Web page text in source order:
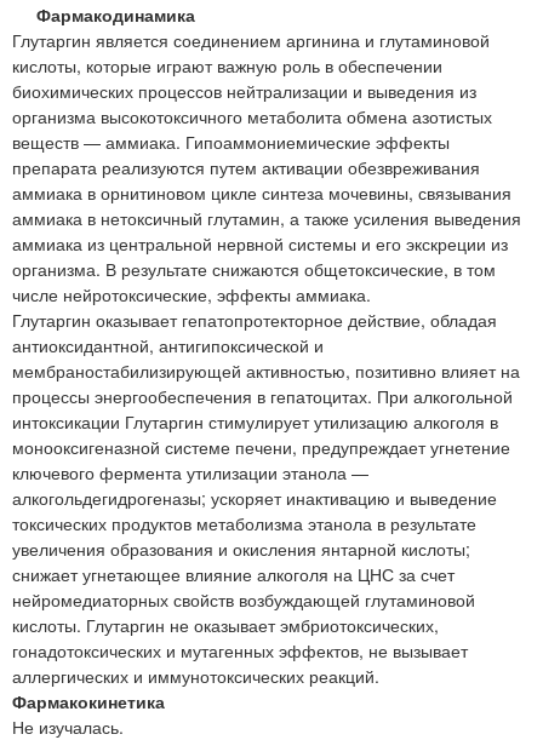
Фармакодинамика
Глутаргин является соединением аргинина и глутаминовой
кислоты, которые играют важную роль в обеспечении
биохимических процессов нейтрализации и выведения из
организма высокотоксичного метаболита обмена азотистых
веществ — аммиака. Гипоаммониемические эффекты
препарата реализуются путем активации обезвреживания
аммиака в орнитиновом цикле синтеза мочевины, связывания
аммиака в нетоксичный глутамин, а также усиления выведения
аммиака из центральной нервной системы и его экскреции из
организма. В результате снижаются общетоксические, в том
числе нейротоксические, эффекты аммиака.
Глутаргин оказывает гепатопротекторное действие, обладая
антиоксидантной, антигипоксической и
мембраностабилизирующей активностью, позитивно влияет на
процессы энергообеспечения в гепатоцитах. При алкогольной
интоксикации Глутаргин стимулирует утилизацию алкоголя в
монооксигеназной системе печени, предупреждает угнетение
ключевого фермента утилизации этанола —
алкогольдегидрогеназы; ускоряет инактивацию и выведение
токсических продуктов метаболизма этанола в результате
увеличения образования и окисления янтарной кислоты;
снижает угнетающее влияние алкоголя на ЦНС за счет
нейромедиаторных свойств возбуждающей глутаминовой
кислоты. Глутаргин не оказывает эмбриотоксических,
гонадотоксических и мутагенных эффектов, не вызывает
аллергических и иммунотоксических реакций.
Фармакокинетика
Не изучалась.